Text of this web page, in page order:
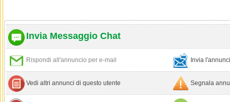
Invia Messaggio Chat
Rispondi all'annuncio per e-mail Invia
Vedi altri annunci di questo utente Segnala